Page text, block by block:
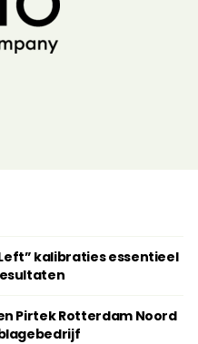
kalibraties essentieel
Pirtek Rotterdam Noord